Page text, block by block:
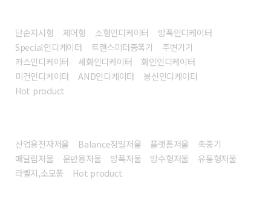
단순지시형 제어형 소형인디케이터
방폭인디케이터
Special인디케이터
트랜스미터증폭기
주변기기
카스인디케이터
세화인디케이터
화인인디케이터
미건인디케이터
AND인디케이터
봉신인디케이터
Hot product
산업용전자저울 Balance정밀저울 플랫폼저울
축중기
매달림저울
운반용저울 방폭저울 방수형저울
유통형저울
라벨지,소모품
Hot product